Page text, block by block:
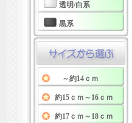
透明/白系
黒系
～約14ｃｍ
約15ｃｍ～16ｃｍ
約17ｃｍ～18ｃｍ